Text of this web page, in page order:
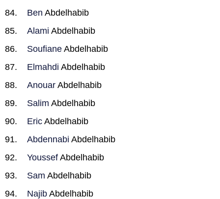
Ben Abdelhabib
Alami Abdelhabib
Soufiane Abdelhabib
Elmahdi Abdelhabib
Anouar Abdelhabib
Salim Abdelhabib
Eric Abdelhabib
Abdennabi Abdelhabib
Youssef Abdelhabib
Sam Abdelhabib
Najib Abdelhabib